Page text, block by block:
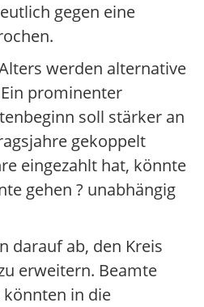
gegen eine
werden alternative
prominenter
soll stärker an
gekoppelt
eingezahlt hat, könnte
gehen ? unabhängig
darauf ab, den Kreis
erweitern. Beamte
in die